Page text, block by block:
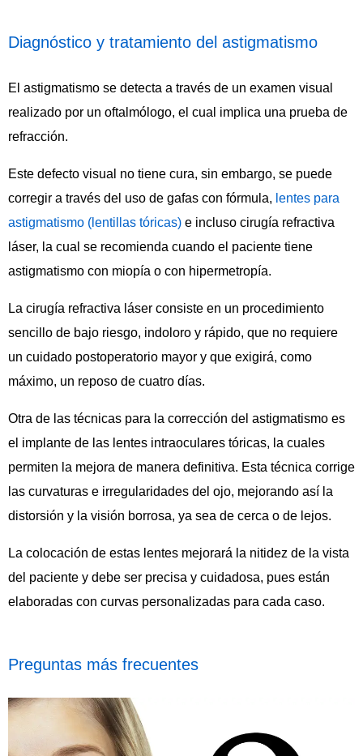
Diagnóstico y tratamiento del astigmatismo
El astigmatismo se detecta a través de un examen visual
realizado por un oftalmólogo, el cual implica una prueba de
refracción.
Este defecto visual no tiene cura, sin embargo, se puede
corregir a través del uso de gafas con fórmula, lentes para
astigmatismo (lentillas tóricas) e incluso cirugía refractiva
láser, la cual se recomienda cuando el paciente tiene
astigmatismo con miopía o con hipermetropía.
La cirugía refractiva láser consiste en un procedimiento
sencillo de bajo riesgo, indoloro y rápido, que no requiere
un cuidado postoperatorio mayor y que exigirá, como
máximo, un reposo de cuatro días.
Otra de las técnicas para la corrección del astigmatismo es
el implante de las lentes intraoculares tóricas, la cuales
permiten la mejora de manera definitiva. Esta técnica corrige
las curvaturas e irregularidades del ojo, mejorando así la
distorsión y la visión borrosa, ya sea de cerca o de lejos.
La colocación de estas lentes mejorará la nitidez de la vista
del paciente y debe ser precisa y cuidadosa, pues están
elaboradas con curvas personalizadas para cada caso.
Preguntas más frecuentes